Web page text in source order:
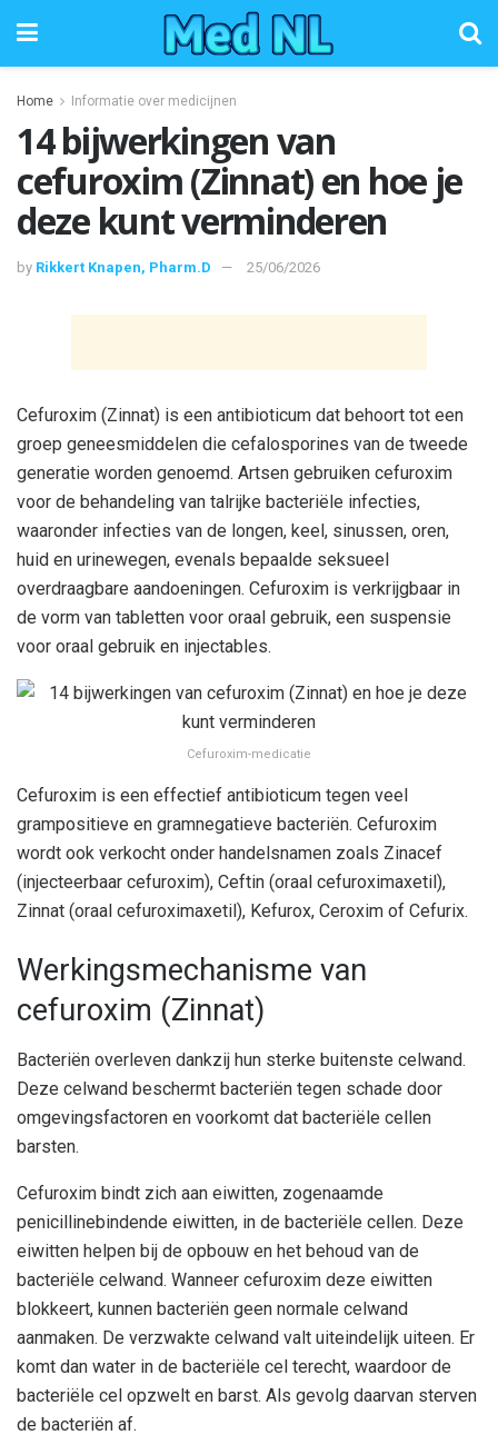
Home Informatie over medicijnen
14 bijwerkingen van
cefuroxim (Zinnat) en hoe je
deze kunt verminderen
by Rikkert Knapen, Pharm.D 25/06/2026
Cefuroxim (Zinnat) is een antibioticum dat behoort tot een
groep geneesmiddelen die cefalosporines van de tweede
generatie worden genoemd. Artsen gebruiken cefuroxim
voor de behandeling van talrijke bacteriële infecties,
waaronder infecties van de longen, keel, sinussen, oren,
huid en urinewegen, evenals bepaalde seksueel
overdraagbare aandoeningen. Cefuroxim is verkrijgbaar in
de vorm van tabletten voor oraal gebruik, een suspensie
voor oraal gebruik en injectables.
Cefuroxim-medicatie
Cefuroxim is een effectief antibioticum tegen veel
grampositieve en gramnegatieve bacteriën. Cefuroxim
wordt ook verkocht onder handelsnamen zoals Zinacef
(injecteerbaar cefuroxim), Ceftin (oraal cefuroximaxetil),
Zinnat (oraal cefuroximaxetil), Kefurox, Ceroxim of Cefurix.
Werkingsmechanisme van
cefuroxim (Zinnat)
Bacteriën overleven dankzij hun sterke buitenste celwand.
Deze celwand beschermt bacteriën tegen schade door
omgevingsfactoren en voorkomt dat bacteriële cellen
barsten.
Cefuroxim bindt zich aan eiwitten, zogenaamde
penicillinebindende eiwitten, in de bacteriële cellen. Deze
eiwitten helpen bij de opbouw en het behoud van de
bacteriële celwand. Wanneer cefuroxim deze eiwitten
blokkeert, kunnen bacteriën geen normale celwand
aanmaken. De verzwakte celwand valt uiteindelijk uiteen. Er
komt dan water in de bacteriële cel terecht, waardoor de
bacteriële cel opzwelt en barst. Als gevolg daarvan sterven
de bacteriën af.